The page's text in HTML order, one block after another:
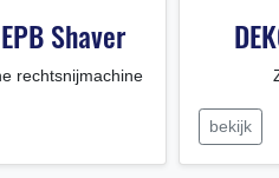
Shaver
rechtsnijmachine
bekijk